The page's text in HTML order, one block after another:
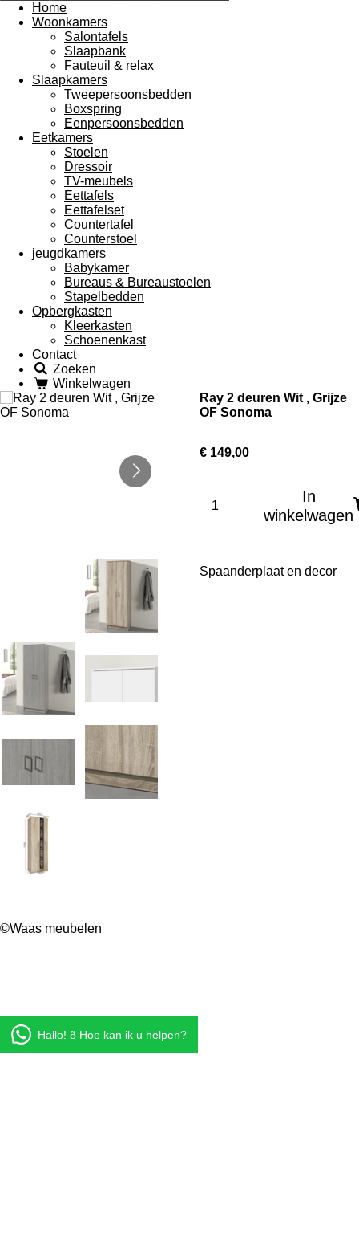
Home
Woonkamers
Salontafels
Slaapbank
Fauteuil & relax
Slaapkamers
Tweepersoonsbedden
Boxspring
Eenpersoonsbedden
Eetkamers
Stoelen
Dressoir
TV-meubels
Eettafels
Eettafelset
Countertafel
Counterstoel
jeugdkamers
Babykamer
Bureaus & Bureaustoelen
Stapelbedden
Opbergkasten
Kleerkasten
Schoenenkast
Contact
Zoeken
Winkelwagen
Ray 2 deuren Wit , Grijze
OF Sonoma
€ 149,00
In
winkelwagen
Spaanderplaat en decor
©Waas meubelen
Hallo! ð Hoe kan ik u helpen?